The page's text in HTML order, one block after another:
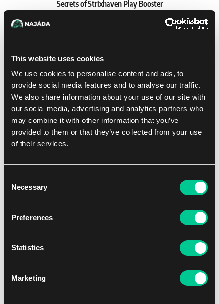
This website uses cookies
We use cookies to personalise content and ads, to
provide social media features and to analyse our traffic.
We also share information about your use of our site with
our social media, advertising and analytics partners who
may combine it with other information that you’ve
provided to them or that they’ve collected from your use
of their services.
Selection
Necessary
Preferences
Statistics
Marketing
Secrets of Strixhaven Play Booster
5.39 € 1
Dostępne: > 12 szt.
Magic: The Gathering | Teenage Mutant Ninja Turtles Play
5.39 €